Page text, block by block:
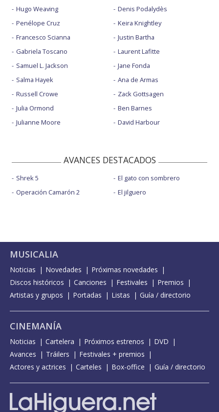
Hugo Weaving
Penélope Cruz
Francesco Scianna
Gabriela Toscano
Samuel L. Jackson
Salma Hayek
Russell Crowe
Julia Ormond
Julianne Moore
Denis Podalydès
Keira Knightley
Justin Bartha
Laurent Lafitte
Jane Fonda
Ana de Armas
Zack Gottsagen
Ben Barnes
David Harbour
AVANCES DESTACADOS
Shrek 5
Operación Camarón 2
El gato con sombrero
El jilguero
MUSICALIA
Noticias Novedades
Próximas novedades
Discos históricos
Canciones Festivales
Premios
Artistas y grupos
Portadas Listas Guía / directorio
CINEMANÍA
Noticias Cartelera Próximos estrenos
DVD
Avances
Tráilers
Festivales + premios
Actores y actrices
Carteles Box-office Guía / directorio